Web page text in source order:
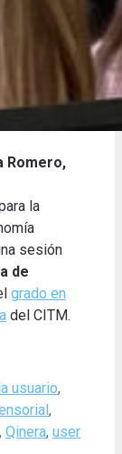
Romero,
la
sesión
de
grado en
del CITM.
usuario,
,
, Qinera, user